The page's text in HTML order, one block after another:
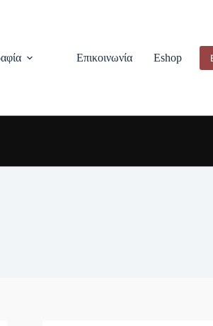
Επικοινωνία Eshop